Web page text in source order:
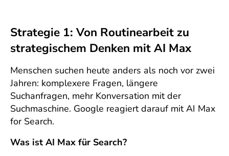
Strategie 1: Von Routinearbeit zu
strategischem Denken mit AI Max
Menschen suchen heute anders als noch vor zwei
Jahren: komplexere Fragen, längere
Suchanfragen, mehr Konversation mit der
Suchmaschine. Google reagiert darauf mit AI Max
for Search.
Was ist AI Max für Search?